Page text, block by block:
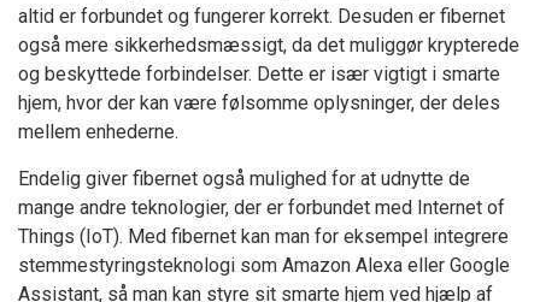
altid er forbundet og fungerer korrekt. Desuden er fibernet
også mere sikkerhedsmæssigt, da det muliggør krypterede
og beskyttede forbindelser. Dette er især vigtigt i smarte
hjem, hvor der kan være følsomme oplysninger, der deles
mellem enhederne.
Endelig giver fibernet også mulighed for at udnytte de
mange andre teknologier, der er forbundet med Internet of
Things (IoT). Med fibernet kan man for eksempel integrere
stemmestyringsteknologi som Amazon Alexa eller Google
Assistant, så man kan styre sit smarte hjem ved hjælp af